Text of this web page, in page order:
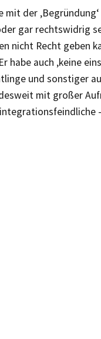
der
gar rechtswidrig
nicht Recht geben
habe auch ‚keine
und sonstiger
mit großer